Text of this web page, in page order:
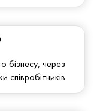
бізнесу, через
співробітників